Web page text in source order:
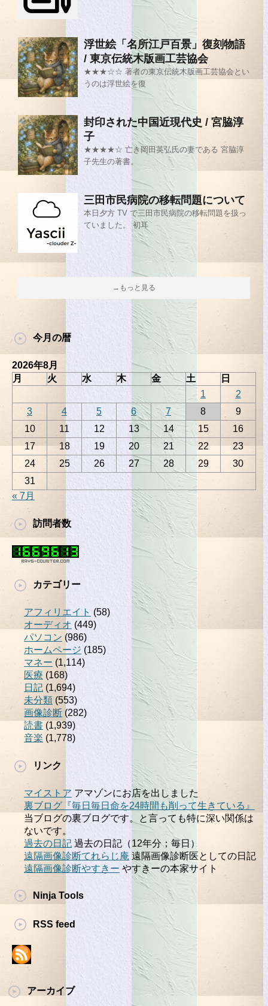
浮世絵「名所江戸百景」復刻物語
/ 東京伝統木版画工芸協会
★★★☆☆ 著者の東京伝統木版画工芸協会とい
うのは浮世絵を復
封印された中国近現代史 / 宮脇淳
子
★★★★☆ 亡き岡田英弘氏の妻である 宮脇淳
子先生の著書。
三田市民病院の移転問題について
本日夕方 TV で三田市民病院の移転問題を扱っ
ていました。 初耳
→もっと見る
今月の暦
2026年8月
月
火 水 木 金 土
日
1
2
3
4 5 6 7 8
9
10
11 12 13 14 15
16
17
18 19 20 21 22
23
24
25 26 27 28 29
30
31
« 7月
訪問者数
カテゴリー
アフィリエイト (58)
オーディオ (449)
パソコン (986)
ホームページ (185)
マネー (1,114)
医療 (168)
日記 (1,694)
未分類 (553)
画像診断 (282)
読書 (1,939)
音楽 (1,778)
リンク
マイストア アマゾンにお店を出しました
裏ブログ『毎日毎日命を24時間も削って生きている』
当ブログの裏ブログです。と言っても特に深い関係は
ないです。
過去の日記 過去の日記（12年分；毎日）
遠隔画像診断てれらじ庵 遠隔画像診断医としての日記
遠隔画像診断やすきー やすきーの本家サイト
Ninja Tools
RSS feed
アーカイブ